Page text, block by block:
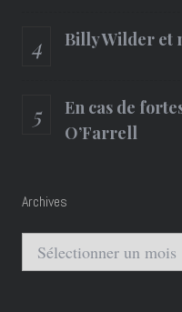
Billy Wilder et
En cas de
O’Farrell
Archives
Archives